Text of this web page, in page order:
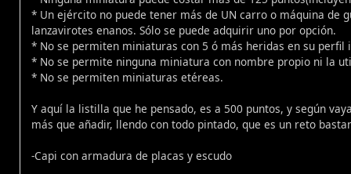
* Un ejército no puede tener más de UN carro o máquina de
lanzavirotes enanos. Sólo se puede adquirir uno por opción.
* No se permiten miniaturas con 5 ó más heridas en su perfil
* No se permite ninguna miniatura con nombre propio ni la
* No se permiten miniaturas etéreas.
Y aquí la listilla que he pensado, es a 500 puntos, y según
más que añadir, llendo con todo pintado, que es un reto
-Capi con armadura de placas y escudo